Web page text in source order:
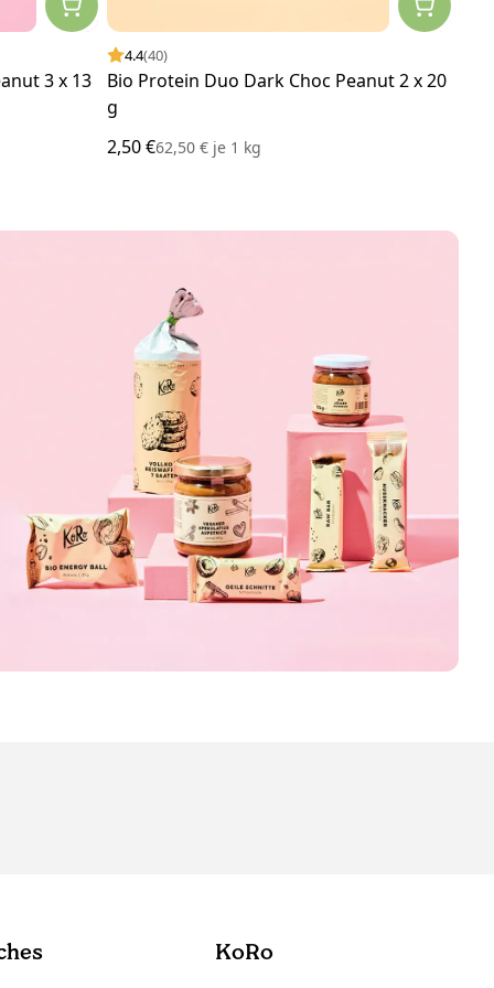
3 x 13
4.4(40)
Bio Protein Duo Dark Choc Peanut 2 x 20
g
2,50 €62,50 € je1 kg
KoRo